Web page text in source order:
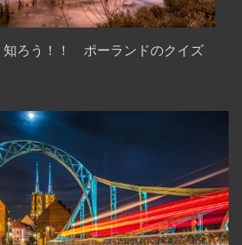
知ろう！！ ポーランドのクイズ